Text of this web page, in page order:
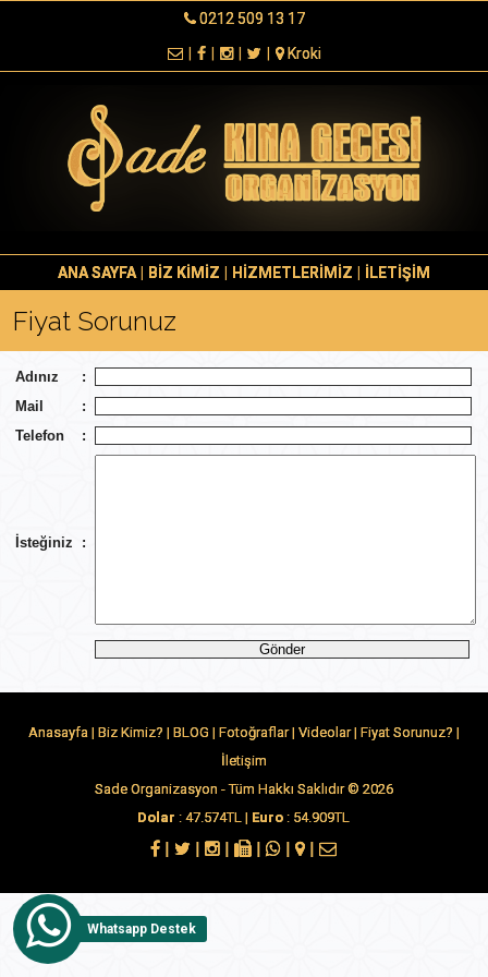
0212 509 13 17
Kroki
ANA SAYFA BİZ KİMİZ HİZMETLERİMİZ İLETİŞİM
Whatsapp Destek
Fiyat Sorunuz
Adınız
:
Mail
:
Telefon
:
İsteğiniz :
Anasayfa| Biz Kimiz? | BLOG | Fotoğraflar| Videolar| Fiyat Sorunuz? |
İletişim
Sade Organizasyon - Tüm Hakkı Saklıdır © 2026
Dolar : 47.574TL | Euro : 54.909TL
| | | | |